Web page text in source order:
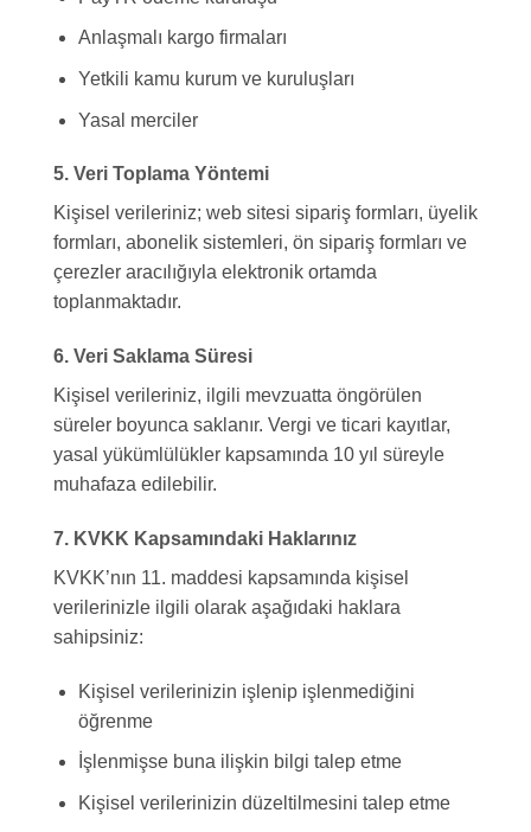
Anlaşmalı kargo firmaları
Yetkili kamu kurum ve kuruluşları
Yasal merciler
5. Veri Toplama Yöntemi
Kişisel verileriniz; web sitesi sipariş formları, üyelik
formları, abonelik sistemleri, ön sipariş formları ve
çerezler aracılığıyla elektronik ortamda
toplanmaktadır.
6. Veri Saklama Süresi
Kişisel verileriniz, ilgili mevzuatta öngörülen
süreler boyunca saklanır. Vergi ve ticari kayıtlar,
yasal yükümlülükler kapsamında 10 yıl süreyle
muhafaza edilebilir.
7. KVKK Kapsamındaki Haklarınız
KVKK’nın 11. maddesi kapsamında kişisel
verilerinizle ilgili olarak aşağıdaki haklara
sahipsiniz:
Kişisel verilerinizin işlenip işlenmediğini
öğrenme
İşlenmişse buna ilişkin bilgi talep etme
Kişisel verilerinizin düzeltilmesini talep etme